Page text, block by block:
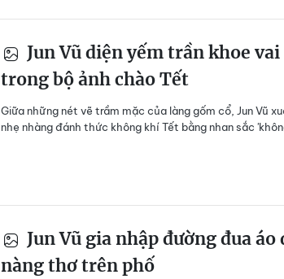
Jun Vũ diện yếm trần khoe
trong bộ ảnh chào Tết
Giữa những nét vẽ trầm mặc của làng gốm cổ, Jun Vũ
nhẹ nhàng đánh thức không khí Tết bằng nhan sắc
Jun Vũ gia nhập đường đua
nàng thơ trên phố